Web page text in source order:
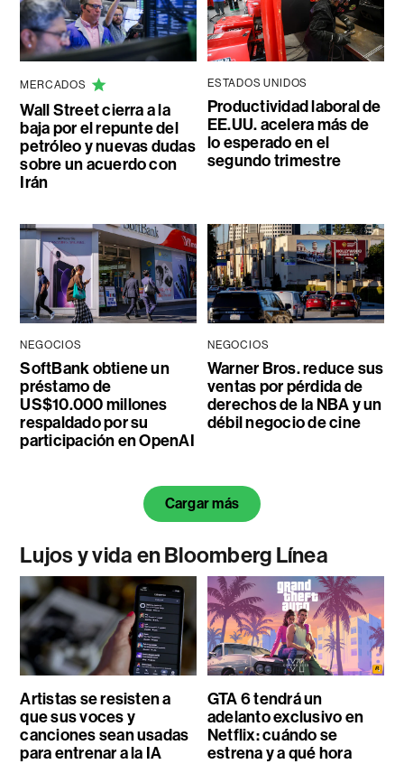
MERCADOS
Wall Street cierra a la
baja por el repunte del
petróleo y nuevas dudas
sobre un acuerdo con
Irán
ESTADOS UNIDOS
Productividad laboral de
EE.UU. acelera más de
lo esperado en el
segundo trimestre
NEGOCIOS
SoftBank obtiene un
préstamo de
US$10.000 millones
respaldado por su
participación en OpenAI
NEGOCIOS
Warner Bros. reduce sus
ventas por pérdida de
derechos de la NBA y un
débil negocio de cine
Cargar más
Lujos y vida en Bloomberg Línea
Artistas se resisten a
que sus voces y
canciones sean usadas
para entrenar a la IA
GTA 6 tendrá un
adelanto exclusivo en
Netflix: cuándo se
estrena y a qué hora